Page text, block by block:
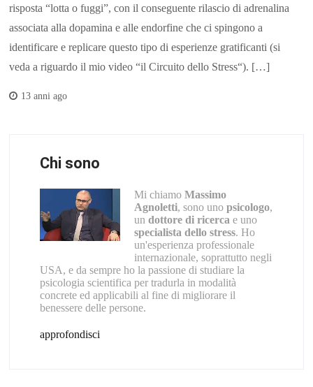
risposta “lotta o fuggi”, con il conseguente rilascio di adrenalina
associata alla dopamina e alle endorfine che ci spingono a
identificare e replicare questo tipo di esperienze gratificanti (si
veda a riguardo il mio video “il Circuito dello Stress“). […]
13 anni ago
Chi sono
Mi chiamo Massimo
Agnoletti, sono uno psicologo,
un dottore di ricerca e uno
specialista dello stress. Ho
un'esperienza professionale
internazionale, soprattutto negli
USA, e da sempre ho la passione di studiare la
psicologia scientifica per tradurla in modalità
concrete ed applicabili al fine di migliorare il
benessere delle persone.
approfondisci